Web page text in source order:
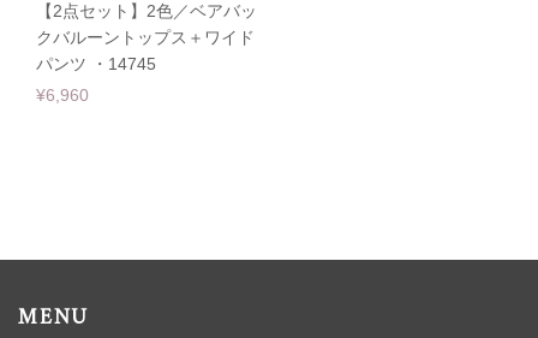
【2点セット】2色／ベアバッ
クバルーントップス＋ワイド
パンツ ・14745
¥6,960
MENU